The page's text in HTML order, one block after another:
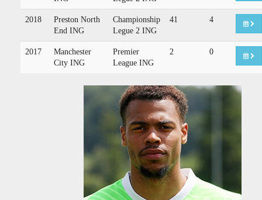
2018
Preston North
End ING
Championship
Legue 2 ING
41 4
2017
Manchester
City ING
Premier
League ING
2 0